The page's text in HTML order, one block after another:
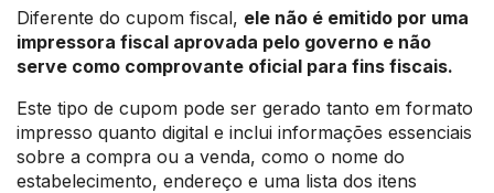
Diferente do cupom fiscal, ele não é emitido por uma
impressora fiscal aprovada pelo governo e não
serve como comprovante oficial para fins fiscais.
Este tipo de cupom pode ser gerado tanto em formato
impresso quanto digital e inclui informações essenciais
sobre a compra ou a venda, como o nome do
estabelecimento, endereço e uma lista dos itens